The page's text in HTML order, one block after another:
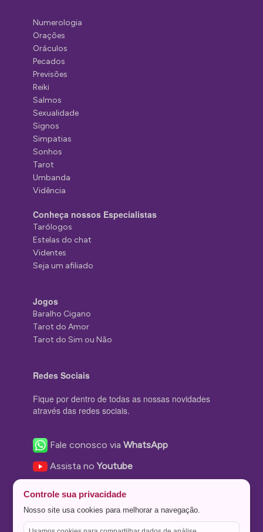
Numerologia
Orações
Oráculos
Pecados
Previsões
Reiki
Salmos
Sexualidade
Signos
Simpatias
Sonhos
Tarot
Umbanda
Vidência
Conheça nossos Especialistas
Tarólogos
Estelas do chat
Videntes
Seja um afiliado
Jogos
Baralho Cigano
Tarot do Amor
Tarot do Sim ou Não
Redes Sociais
Fique por dentro de todas as nossas novidades
através das redes sociais.
Fale conosco viaWhatsApp
Assista noYoutube
Nos siga no Instagram
Nos siga noTwitter
Controle sua privacidade
Nosso site usa cookies para melhorar a navegação.